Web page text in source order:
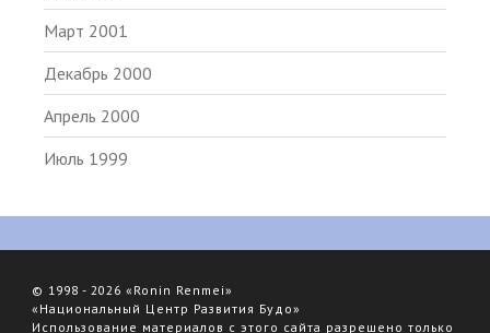
Март 2001
Декабрь 2000
Апрель 2000
Июль 1999
© 1998 - 2026 «Ronin Renmei»
«Национальный Центр Развития Будо»
Использование материалов с этого сайта разрешено только